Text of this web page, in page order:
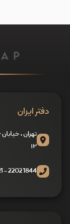
دفتر ایران
۱۲
1844 2202 - 21 - 0098